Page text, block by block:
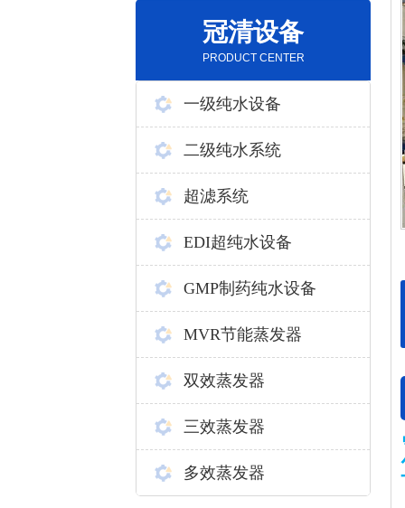
冠清设备
PRODUCT CENTER
一级纯水设备
二级纯水系统
超滤系统
EDI超纯水设备
GMP制药纯水设备
MVR节能蒸发器
双效蒸发器
三效蒸发器
多效蒸发器